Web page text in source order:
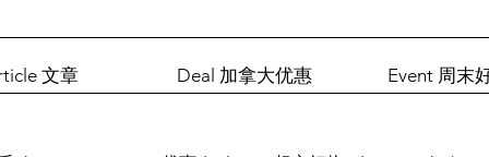
文章 Deal 加拿大优惠 Event 周末